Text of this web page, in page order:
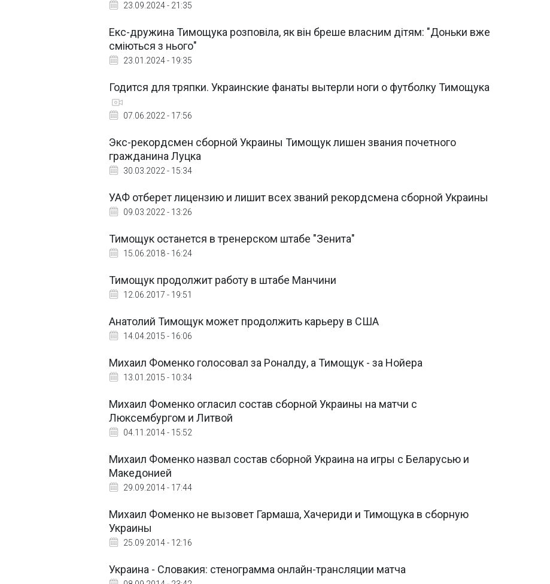
23.09.2024 - 21:35
Екс-дружина Тимощука розповіла, як він бреше власним дітям: "Доньки вже
сміються з нього"
23.01.2024 - 19:35
Годится для тряпки. Украинские фанаты вытерли ноги о футболку Тимощука
07.06.2022 - 17:56
Экс-рекордсмен сборной Украины Тимощук лишен звания почетного
гражданина Луцка
30.03.2022 - 15:34
УАФ отберет лицензию и лишит всех званий рекордсмена сборной Украины
09.03.2022 - 13:26
Тимощук останется в тренерском штабе "Зенита"
15.06.2018 - 16:24
Тимощук продолжит работу в штабе Манчини
12.06.2017 - 19:51
Анатолий Тимощук может продолжить карьеру в США
14.04.2015 - 16:06
Михаил Фоменко голосовал за Роналду, а Тимощук - за Нойера
13.01.2015 - 10:34
Михаил Фоменко огласил состав сборной Украины на матчи с
Люксембургом и Литвой
04.11.2014 - 15:52
Михаил Фоменко назвал состав сборной Украина на игры с Беларусью и
Македонией
29.09.2014 - 17:44
Михаил Фоменко не вызовет Гармаша, Хачериди и Тимощука в сборную
Украины
25.09.2014 - 12:16
Украина - Словакия: стенограмма онлайн-трансляции матча